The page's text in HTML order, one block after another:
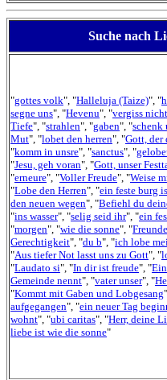
Suche nach
"gottes volk", "Halleluja (Taize)", "
segne uns", "Hevenu", "vergiss
Tiefe", "strahlen", "gaben", "schenk
Mut", "lobet den herren", "Gott, der
"komm in unsre", "sanctus", "
"Jesu, geh voran", "Gott, unser
"erneure", "Voller Freude", "Weise
"Lobe den Herren", "ein feste burg
den neuen wegen", "Befiehl du
"ins wasser", "selig seid ihr", "ein
"morgen", "wie die sonne", "Freunde
Gerechtigkeit", "du b", "ich lobe
"Aus tiefer Not lasst uns zu Gott", "
"Laudato si", "In dir ist freude", "
Gemeinde nennt", "vater unser", "
"Kommt mit Gaben und Lobgesang
aufgegangen", "ein neuer Tag
wohnt", "ubi caritas", "Herr, deine
liebe ist wie die sonne"